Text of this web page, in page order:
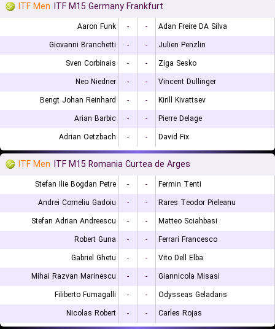
ITF Men ITF M15 Germany Frankfurt
Aaron Funk - -
Adan Freire DA Silva
Giovanni Branchetti
- -
Julien Penzlin
Sven Corbinais
- -
Ziga Sesko
Neo Niedner
- -
Vincent Dullinger
Bengt Johan Reinhard
- -
Kirill Kivattsev
Arian Barbic
- -
Pierre Delage
Adrian Oetzbach
- - David Fix
ITF Men ITF M15 Romania Curtea de Arges
Stefan Ilie Bogdan Petre - -
Fermin Tenti
Andrei Corneliu Gadoiu
- -
Rares Teodor Pieleanu
Stefan Adrian Andreescu
- -
Matteo Sciahbasi
Robert Guna
- -
Ferrari Francesco
Gabriel Ghetu
- -
Vito Dell Elba
Mihai Razvan Marinescu
- -
Giannicola Misasi
Filiberto Fumagalli
- -
Odysseas Geladaris
Nicolas Robert
- - Carles Rojas